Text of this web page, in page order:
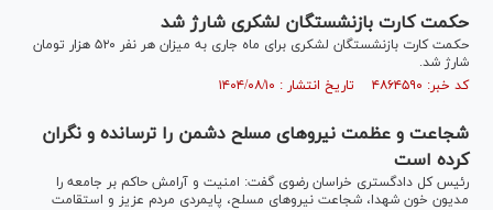
حکمت کارت بازنشستگان لشکری شارژ شد
حکمت کارت بازنشستگان لشکری برای ماه جاری به میزان هر نفر ۵۲۰ هزار تومان
شارژ شد.
کد خبر: ۴۸۶۴۵۹۰ تاریخ انتشار : ۱۴۰۴/۰۸/۱۰
شجاعت و عظمت نیرو‌های مسلح دشمن را ترسانده و نگران
کرده است
رئیس کل دادگستری خراسان رضوی گفت: امنیت و آرامش حاکم بر جامعه را
مدیون خون شهدا، شجاعت نیرو‌های مسلح، پایمردی مردم عزیز و استقامت